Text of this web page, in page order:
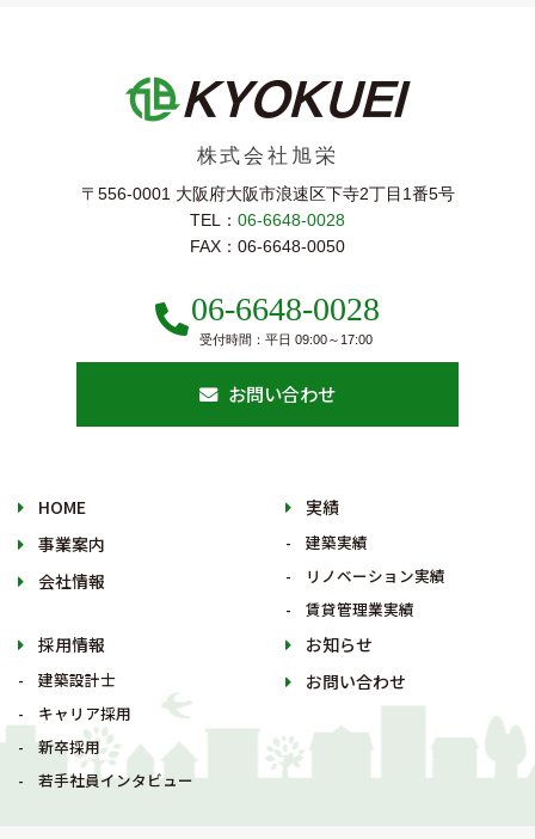
株式会社旭栄
〒556-0001 大阪府大阪市浪速区下寺2丁⽬1番5号
TEL： 06-6648-0028
FAX：06-6648-0050
06-6648-0028
受付時間：平日 09:00～17:00
お問い合わせ
HOME
事業案内
会社情報
実績
建築実績
リノベーション実績
賃貸管理業実績
採用情報
建築設計士
キャリア採用
新卒採用
若手社員インタビュー
お知らせ
お問い合わせ